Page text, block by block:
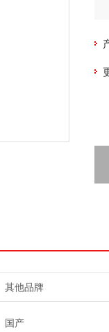
其他品牌
国产